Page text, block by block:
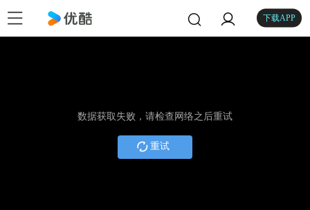
下载APP
数据获取失败，请检查网络之后重试
重试